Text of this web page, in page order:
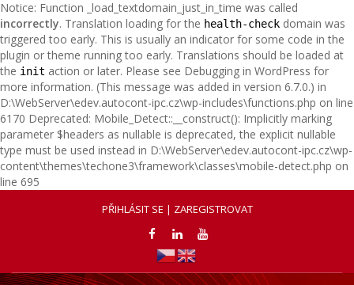
Notice: Function _load_textdomain_just_in_time was called
incorrectly. Translation loading for the health-check domain was
triggered too early. This is usually an indicator for some code in the
plugin or theme running too early. Translations should be loaded at
the init action or later. Please see Debugging in WordPress for
more information. (This message was added in version 6.7.0.) in
D:\WebServer\edev.autocont-ipc.cz\wp-includes\functions.php on line
6170 Deprecated: Mobile_Detect::__construct(): Implicitly marking
parameter $headers as nullable is deprecated, the explicit nullable
type must be used instead in D:\WebServer\edev.autocont-ipc.cz\wp-
content\themes\techone3\framework\classes\mobile-detect.php on
line 695
PŘIHLÁSIT SE | ZAREGISTROVAT